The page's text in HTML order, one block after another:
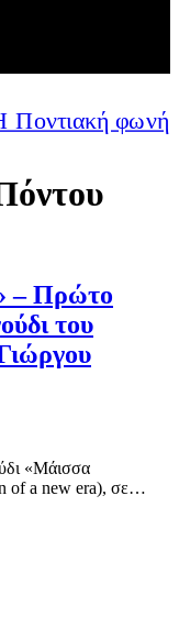
– Πρώτο
του
«Μάισσα
of a new era), σε…